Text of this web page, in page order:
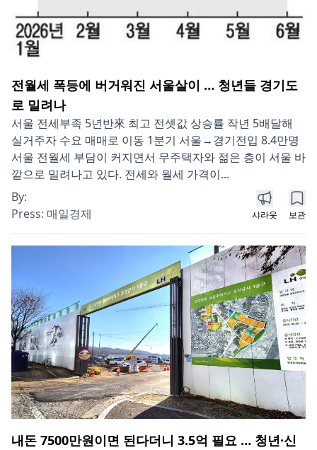
전월세 폭등에 버거워진 서울살이 … 청년들 경기도
로 밀려나
서울 전세부족 5년반來 최고 전셋값 상승률 작년 5배달해
실거주자 수요 매매로 이동 1분기 서울→경기전입 8.4만명
서울 전월세 부담이 커지면서 무주택자와 젊은 층이 서울 바
깥으로 밀려나고 있다. 전세와 월세 가격이...
By:
Press: 매일경제 샤라웃 보관
내돈 7500만원이면 된다더니 3.5억 필요 … 청년·신